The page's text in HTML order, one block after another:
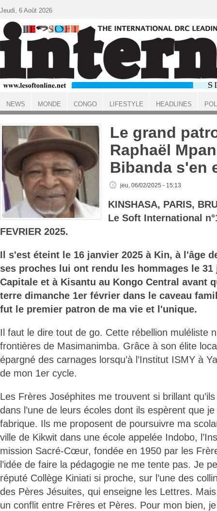
ACCUEIL
Le grand
Raphaël
Bibanda s'en
jeu, 06/02/2025 - 15:13
KINSHASA, PARIS,
Le Soft International
FEVRIER 2025.
Il s'est éteint le 16 janvier 2025 à Kin, à l'âge
ses proches lui ont rendu les hommages le 31
Capitale et à Kisantu au Kongo Central avant
terre dimanche 1er février dans le caveau
fut le premier patron de ma vie et l'unique.
Il faut le dire tout de go. Cette rébellion muléliste
frontières de Masimanimba. Grâce à son élite
épargné des carnages lorsqu’à l’Institut ISMY à
de mon 1er cycle.
Les Frères Joséphites me trouvent si brillant
dans l’une de leurs écoles dont ils espèrent que
fabrique. Ils me proposent de poursuivre ma
ville de Kikwit dans une école appelée Indobo,
mission Sacré-Cœur, fondée en 1950 par les
l’idée de faire la pédagogie ne me tente pas. Je
réputé Collège Kiniati si proche, sur l’une des
des Pères Jésuites, qui enseigne les Lettres.
un conflit entre Frères et Pères. Pour mon bien,
Jeudi, 6 Août 2026
NEWS MONDE CONGO LIFESTYLE HEADLINES